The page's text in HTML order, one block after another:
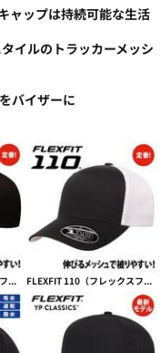
ャップは持続可能な生活
イルのトラッカーメッシ
バイザーに
FLEXFIT 110（フレックスフィット 110） MESH CAP トラッカーメッシュ【本体価格(税抜)￥3,590】 FLEXFIT 110（フレックスフィット 110） MESH 2-TONE トラッカー【本体価格(税抜)￥3,590】